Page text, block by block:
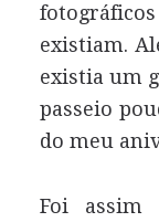
existiam.
existia um
passeio
do meu
Foi assim